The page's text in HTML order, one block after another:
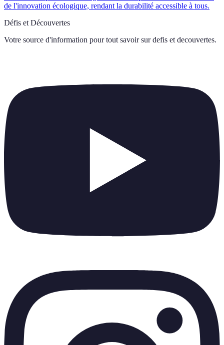
de l'innovation écologique, rendant la durabilité accessible à tous.
Défis et Découvertes
Votre source d'information pour tout savoir sur defis et decouvertes.